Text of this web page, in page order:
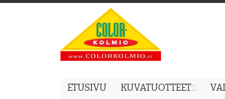
Content
ETUSIVU KUVATUOTTEET